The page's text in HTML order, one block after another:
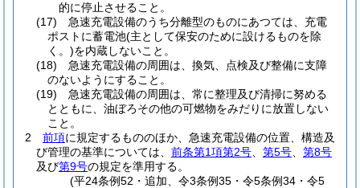
的に停止させること。
(17)
急速充電設備のうち分離型のものにあつては、充電
ポストに蓄電池(主として保安のために設けるものを除
く。)を内蔵しないこと。
(18)
急速充電設備の周囲は、換気、点検及び整備に支障
のないようにすること。
(19)
急速充電設備の周囲は、常に整理及び清掃に努める
とともに、油ぼろその他の可燃物をみだりに放置しない
こと。
2
前項に規定するもののほか、急速充電設備の位置、構造及
び管理の基準については、 前条第1項第2号 第5号
第8号
及び第9号の規定を準用する。
(平24条例52・追加、令3条例35・令5条例34・令5